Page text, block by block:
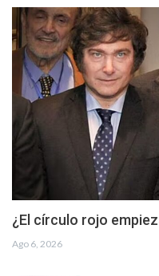
¿El círculo rojo
Ago 6, 2026